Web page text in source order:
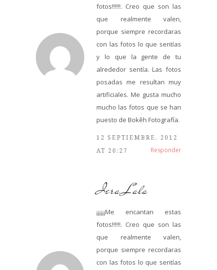
fotos!!!!!!. Creo que son las
que realmente valen,
porque siempre recordaras
con las fotos lo que sentías
y lo que la gente de tu
alrededor sentía. Las fotos
posadas me resultan muy
artificiales. Me gusta mucho
mucho las fotos que se han
puesto de Bokêh Fotografía.
12 SEPTIEMBRE, 2012
AT 20:27
Responder
Iera Lala
¡¡¡¡¡¡Me encantan estas
fotos!!!!!!. Creo que son las
que realmente valen,
porque siempre recordaras
con las fotos lo que sentías